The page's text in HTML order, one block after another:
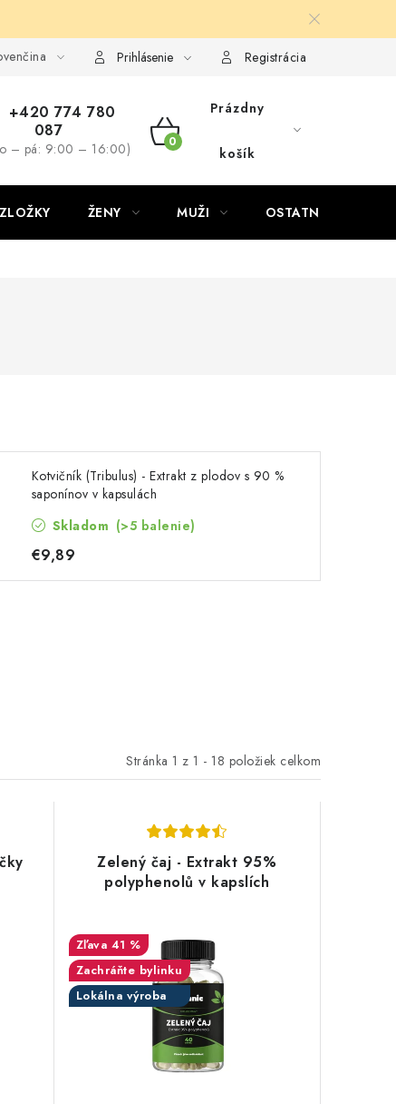
Prihlásenie Registrácia
+420 774 780
087
– pá: 9:00 – 16:00)
NÁKUPNÝ
Prázdny
košík
ZLOŽKY ŽENY MUŽI OSTATNÉ
Kotvičník (Tribulus) - Extrakt z plodov s 90 %
saponínov v kapsulách
Skladom (>5 balenie)
€9,89
Stránka 1 z 1 - 18 položiek celkom
Zelený čaj - Extrakt 95%
polyphenolů v kapslích
41 %
Zachráňte bylinku
Lokálna výroba